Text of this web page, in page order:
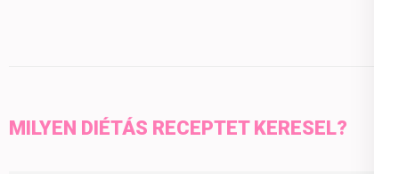
MILYEN DIÉTÁS RECEPTET KERESEL?